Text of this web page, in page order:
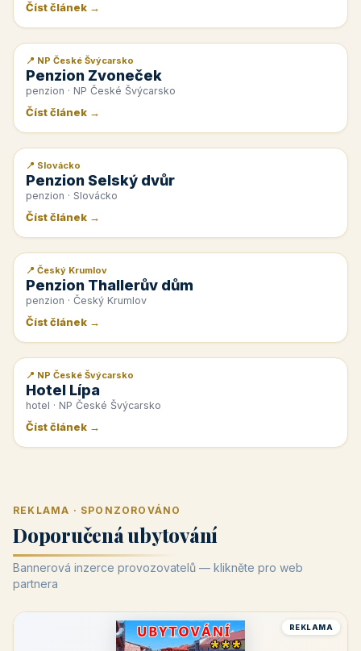
Číst článek →
📰 PR článek
📍 NP České Švýcarsko
Penzion Zvoneček
penzion · NP České Švýcarsko
Číst článek →
📰 PR článek
📍 Slovácko
Penzion Selský dvůr
penzion · Slovácko
Číst článek →
📰 PR článek
📍 Český Krumlov
Penzion Thallerův dům
penzion · Český Krumlov
Číst článek →
📰 PR článek
📍 NP České Švýcarsko
Hotel Lípa
hotel · NP České Švýcarsko
Číst článek →
REKLAMA · SPONZOROVÁNO
Doporučená ubytování
Bannerová inzerce provozovatelů — klikněte pro web
partnera
REKLAMA